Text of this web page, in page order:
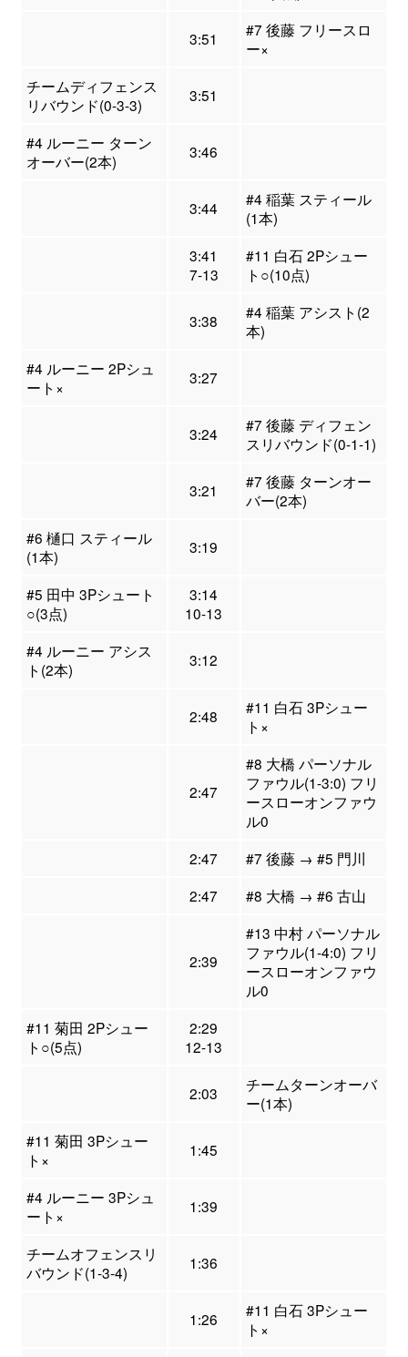
3:51
#7 後藤 フリースロ
ー×
チームディフェンス
リバウンド(0-3-3)
3:51
#4 ルーニー ターン
オーバー(2本)
3:46
3:44
#4 稲葉 スティール
(1本)
3:41
7-13
#11 白石 2Pシュー
ト○(10点)
3:38
#4 稲葉 アシスト(2
本)
#4 ルーニー 2Pシュ
ート×
3:27
3:24
#7 後藤 ディフェン
スリバウンド(0-1-1)
3:21
#7 後藤 ターンオー
バー(2本)
#6 樋口 スティール
(1本)
3:19
#5 田中 3Pシュート
○(3点)
3:14
10-13
#4 ルーニー アシス
ト(2本)
3:12
2:48
#11 白石 3Pシュー
ト×
2:47
#8 大橋 パーソナル
ファウル(1-3:0) フリ
ースローオンファウ
ル0
2:47
#7 後藤 → #5 門川
2:47
#8 大橋 → #6 古山
2:39
#13 中村 パーソナル
ファウル(1-4:0) フリ
ースローオンファウ
ル0
#11 菊田 2Pシュー
ト○(5点)
2:29
12-13
2:03
チームターンオーバ
ー(1本)
#11 菊田 3Pシュー
ト×
1:45
#4 ルーニー 3Pシュ
ート×
1:39
チームオフェンスリ
バウンド(1-3-4)
1:36
1:26
#11 白石 3Pシュー
ト×